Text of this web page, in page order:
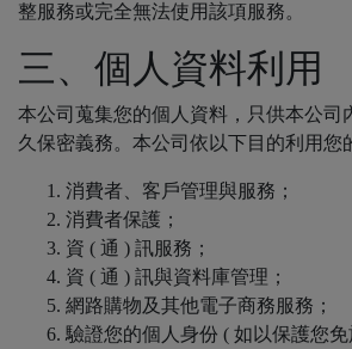
整服務或完全無法使用該項服務。
三、個人資料利用
本公司蒐集您的個人資料，只供本公司
久保密義務。本公司依以下目的利用您
消費者、客戶管理與服務；
消費者保護；
資 ( 通 ) 訊服務；
資 ( 通 ) 訊與資料庫管理；
網路購物及其他電子商務服務；
驗證您的個人身份 ( 如以保護您